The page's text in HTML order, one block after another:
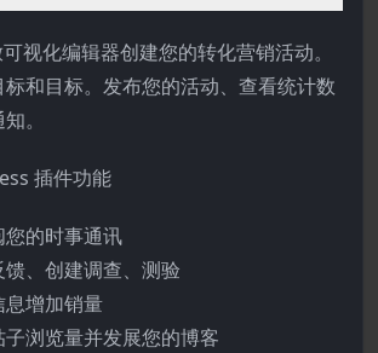
视化编辑器创建您的转化营销活动。
和目标。发布您的活动、查看统计数
。
插件功能
您的时事通讯
、创建调查、测验
增加销量
浏览量并发展您的博客